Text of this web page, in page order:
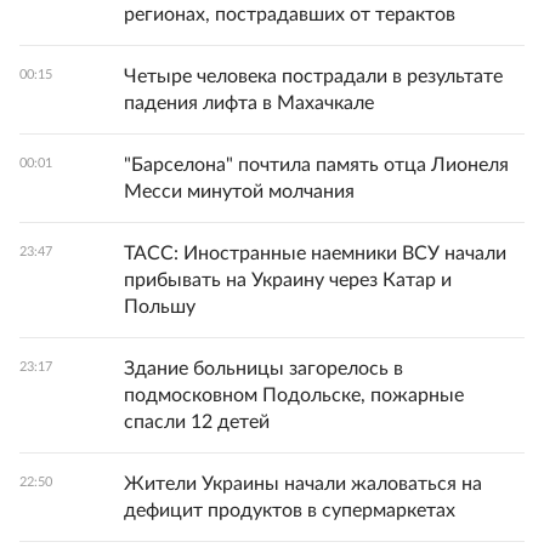
регионах, пострадавших от терактов
00:15
Четыре человека пострадали в результате
падения лифта в Махачкале
00:01
"Барселона" почтила память отца Лионеля
Месси минутой молчания
23:47
ТАСС: Иностранные наемники ВСУ начали
прибывать на Украину через Катар и
Польшу
23:17
Здание больницы загорелось в
подмосковном Подольске, пожарные
спасли 12 детей
22:50
Жители Украины начали жаловаться на
дефицит продуктов в супермаркетах